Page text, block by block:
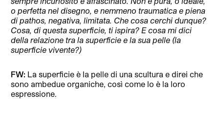
o perfetta nel disegno, e nemmeno traumatica e piena
di pathos, negativa, limitata. Che cosa cerchi dunque?
Cosa, di questa superficie, ti ispira? E cosa mi dici
della relazione tra la superficie e la sua pelle (la
superficie vivente?)
FW: La superficie è la pelle di una scultura e direi che
sono ambedue organiche, così come lo è la loro
espressione.